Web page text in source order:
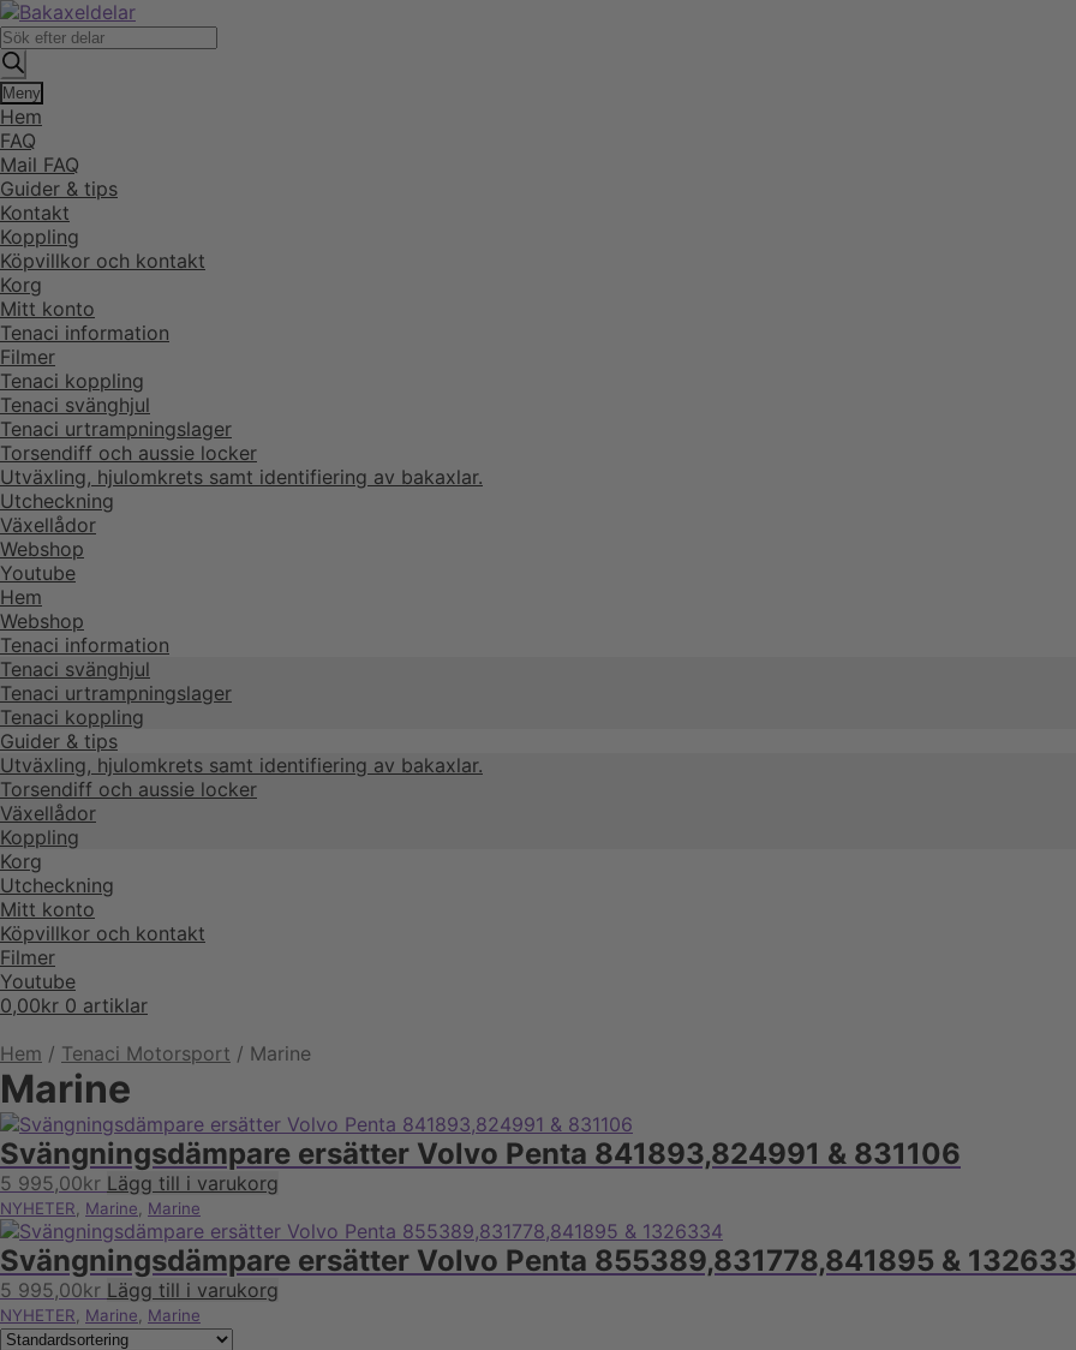
Hoppa
till
navigering
Hoppa
till
innehåll
Produktsökning
Meny
Hem
FAQ
Mail FAQ
Guider & tips
Kontakt
Koppling
Köpvillkor och kontakt
Korg
Mitt konto
Tenaci information
Filmer
Tenaci koppling
Tenaci svänghjul
Tenaci urtrampningslager
Torsendiff och aussie locker
Utväxling, hjulomkrets samt identifiering av bakaxlar.
Utcheckning
Växellådor
Webshop
Youtube
Hem
Webshop
Tenaci information
Tenaci svänghjul
Tenaci urtrampningslager
Tenaci koppling
Guider & tips
Utväxling, hjulomkrets samt identifiering av bakaxlar.
Torsendiff och aussie locker
Växellådor
Koppling
Korg
Utcheckning
Mitt konto
Köpvillkor och kontakt
Filmer
Youtube
0,00kr 0 artiklar
Hem / Tenaci Motorsport / Marine
Marine
Svängningsdämpare ersätter Volvo Penta 841893,824991 & 831106
5 995,00kr Lägg till i varukorg
NYHETER Marine Marine
Svängningsdämpare ersätter Volvo Penta 855389,831778,841895 &
5 995,00kr Lägg till i varukorg
NYHETER Marine Marine